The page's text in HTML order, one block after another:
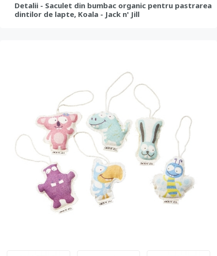
Detalii - Saculet din bumbac organic pentru pastrarea
dintilor de lapte, Koala - Jack n' Jill